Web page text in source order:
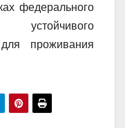
федерального
устойчивого
проживания